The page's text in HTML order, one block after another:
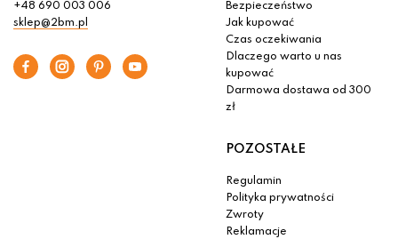
+48 690 003 006
sklep@2bm.pl
Bezpieczeństwo
Jak kupować
Czas oczekiwania
Dlaczego warto u nas
kupować
Darmowa dostawa od 300
zł
POZOSTAŁE
Regulamin
Polityka prywatności
Zwroty
Reklamacje